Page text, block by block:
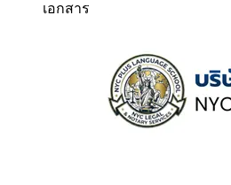
เอกสาร